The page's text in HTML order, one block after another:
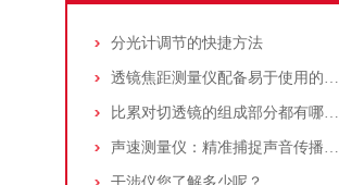
分光计调节的快捷方法
透镜焦距测量仪配备易于使用的界面和自动化的测量流程
比累对切透镜的组成部分都有哪些？
声速测量仪：精准捕捉声音传播奥秘的科学仪器